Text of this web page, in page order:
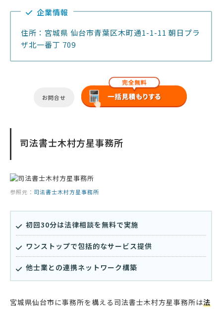
企業情報
住所：宮城県 仙台市青葉区木町通1-1-11 朝日プラ
ザ北一番丁 709
お問合せ
司法書士木村方星事務所
参照元： 司法書士木村方星事務所
初回30分は法律相談を無料で実施
ワンストップで包括的なサービス提供
他士業との連携ネットワーク構築
宮城県仙台市に事務所を構える司法書士木村方星事務所は法